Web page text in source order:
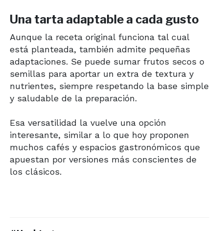
Una tarta adaptable a cada gusto
Aunque la receta original funciona tal cual
está planteada, también admite pequeñas
adaptaciones. Se puede sumar frutos secos o
semillas para aportar un extra de textura y
nutrientes, siempre respetando la base simple
y saludable de la preparación.
Esa versatilidad la vuelve una opción
interesante, similar a lo que hoy proponen
muchos cafés y espacios gastronómicos que
apuestan por versiones más conscientes de
los clásicos.